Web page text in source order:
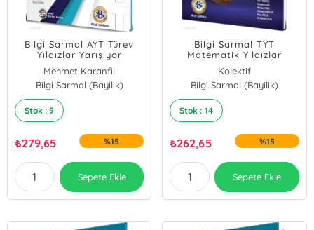
Bilgi Sarmal AYT Türev
Yıldızlar Yarışıyor
Etkileşimli Fasikülü
Mehmet Karanfil
Muharrem Ersen
Muhlis Akın
Ömür Algır
CELAL DEMİR
Bilgi Sarmal (Bayilik)
Stok : 9
₺279,65 %15
Sepete Ekle
Bilgi Sarmal TYT
Matematik Yıldızlar
Yarışıyor 10 lu Branş
Denemesi
Kolektif
Bilgi Sarmal (Bayilik)
Stok : 14
₺262,65 %15
Sepete Ekle